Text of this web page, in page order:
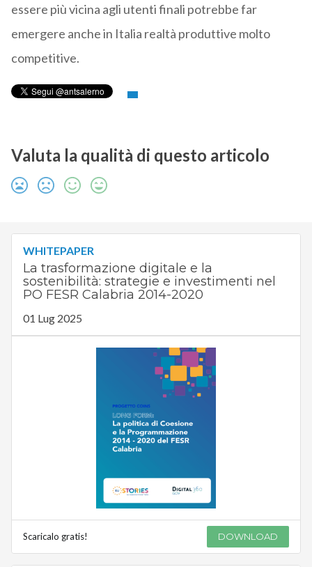
essere più vicina agli utenti finali potrebbe far
emergere anche in Italia realtà produttive molto
competitive.
Valuta la qualità di questo articolo
WHITEPAPER
La trasformazione digitale e la
sostenibilità: strategie e investimenti nel
PO FESR Calabria 2014-2020
01 Lug 2025
Scaricalo gratis! DOWNLOAD